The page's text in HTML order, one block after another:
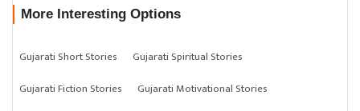
More Interesting Options
Gujarati Short Stories
Gujarati Spiritual Stories
Gujarati Fiction Stories
Gujarati Motivational Stories